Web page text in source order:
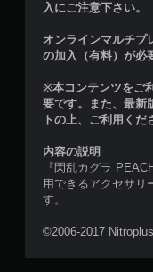
入にご注意下さい。
オンラインマルチ
の加入（有料）が必
※本コンテンツをご
要です。また、最新
トの上、ご利用くだ
内容の説明
『閃乱カグラ
用できるアクセサリ
す。
©2006-2017 Nitroplus